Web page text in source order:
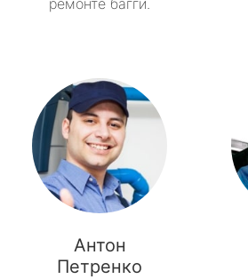
ремонте багги.
Антон
Петренко